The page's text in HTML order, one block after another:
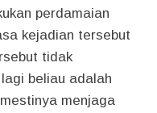
perdamaian
kejadian tersebut
tidak
beliau adalah
menjaga